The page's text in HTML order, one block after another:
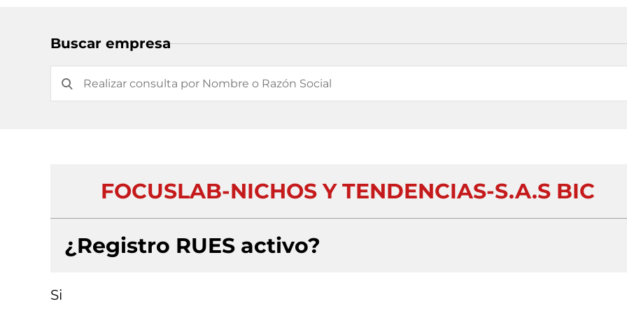
Buscar empresa
FOCUSLAB-NICHOS Y TENDENCIAS-S.A.S BIC
¿Registro RUES activo?
Si